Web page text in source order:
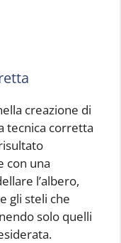
creazione di
tecnica corretta
con una
l’albero,
gli steli che
solo quelli